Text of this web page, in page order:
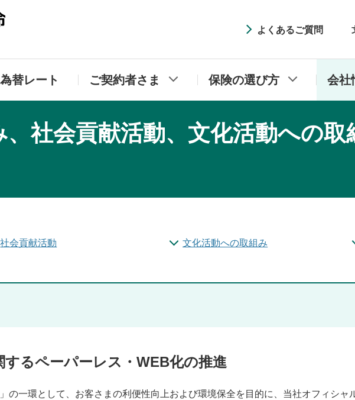
三井住友海上プライマリー生命よくあるご質問
為替レート ご契約者さま 保険の選び方 会社
社会貢献活動、文化活動への
社会貢献活動 文化活動への取組み
るペーパーレス・WEB化の推進
の一環として、お客さまの利便性向上および環境保全を目的に、当社オフィシャ